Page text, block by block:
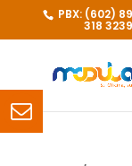
PBX: (602)
318